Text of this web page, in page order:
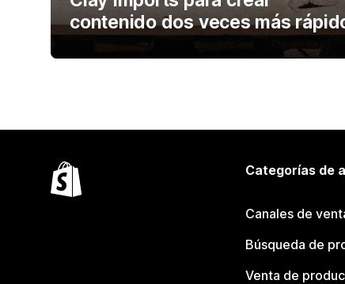
contenido dos veces más
Categorías de
Canales de
Búsqueda de
Venta de